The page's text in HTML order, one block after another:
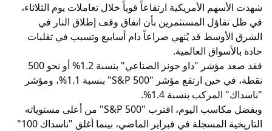
شهدت الأسهم الأمريكية ارتفاعاً قوياً خلال تعاملات يوم الثلاثاء،
في ظل تفاؤل المستثمرين بأن اتفاق وقف إطلاق النار في
الشرق الأوسط قد يُنهي صراعاً دام أسابيع وتسبب في تقلبات
حادة بالأسواق العالمية.
فقد صعد مؤشر "داو جونز الصناعي" بنسبة 1.2% أو نحو 500
نقطة، في حين ارتفع مؤشر "S&P 500" بنسبة 1.1%، ومؤشر
"ناسداك" المركب بنسبة 1.4%.
وبفضل مكاسب اليوم، اقترب "S&P 500" من أعلى مستوياته
التاريخية المسجلة في فبراير الماضي، بينما أغلق "ناسداك 100"